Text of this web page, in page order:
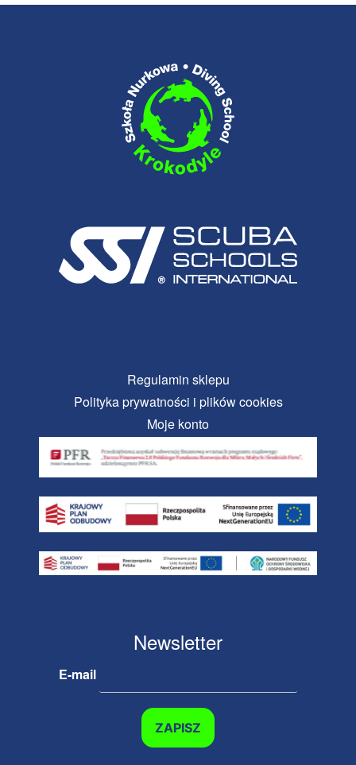
Regulamin sklepu
Polityka prywatności i plików cookies
Moje konto
Newsletter
E-mail